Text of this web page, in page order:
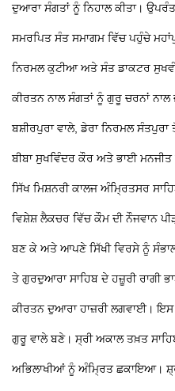
ਦੁਆਰਾ ਸੰਗਤਾਂ ਨੂੰ ਨਿਹਾਲ ਕੀਤਾ।
ਸਮਰਪਿਤ ਸੰਤ ਸਮਾਗਮ ਵਿੱਚ ਪਹੁੰਚੇ
ਨਿਰਮਲ ਕੁਟੀਆ ਅਤੇ ਸੰਤ ਡਾਕਟਰ
ਕੀਰਤਨ ਨਾਲ ਸੰਗਤਾਂ ਨੂੰ ਗੁਰੂ ਚਰਨਾਂ
ਬਸ਼ੀਰਪੁਰਾ ਵਾਲੇ, ਡੇਰਾ ਨਿਰਮਲ
ਬੀਬਾ ਸੁਖਵਿੰਦਰ ਕੌਰ ਅਤੇ ਭਾਈ ਮਨਜੀਤ
ਸਿੱਖ ਮਿਸ਼ਨਰੀ ਕਾਲਜ ਅੰਮ੍ਰਿਤਸਰ
ਵਿਸ਼ੇਸ਼ ਲੈਕਚਰ ਵਿੱਚ ਕੌਮ ਦੀ ਨੌਜਵਾਨ
ਬਣ ਕੇ ਅਤੇ ਆਪਣੇ ਸਿੱਖੀ ਵਿਰਸੇ ਨੂੰ
ਤੇ ਗੁਰਦੁਆਰਾ ਸਾਹਿਬ ਦੇ ਹਜ਼ੂਰੀ ਰਾਗੀ
ਕੀਰਤਨ ਦੁਆਰਾ ਹਾਜ਼ਰੀ ਲਗਵਾਈ।
ਗੁਰੂ ਵਾਲੇ ਬਣੇ। ਸ੍ਰੀ ਅਕਾਲ ਤਖ਼ਤ
ਅਭਿਲਾਖੀਆਂ ਨੂੰ ਅੰਮ੍ਰਿਤ ਛਕਾਇਆ।